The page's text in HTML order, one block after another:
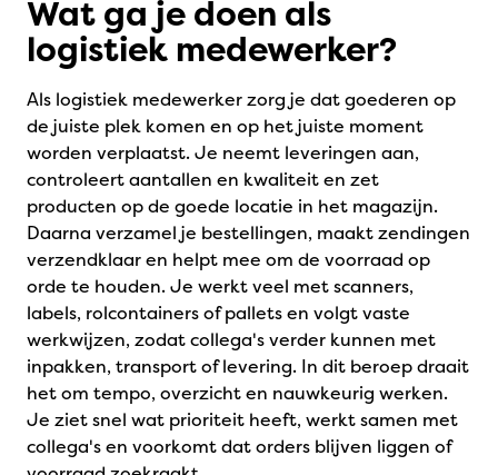
Wat ga je doen als
logistiek medewerker?
Als logistiek medewerker zorg je dat goederen op
de juiste plek komen en op het juiste moment
worden verplaatst. Je neemt leveringen aan,
controleert aantallen en kwaliteit en zet
producten op de goede locatie in het magazijn.
Daarna verzamel je bestellingen, maakt zendingen
verzendklaar en helpt mee om de voorraad op
orde te houden. Je werkt veel met scanners,
labels, rolcontainers of pallets en volgt vaste
werkwijzen, zodat collega's verder kunnen met
inpakken, transport of levering. In dit beroep draait
het om tempo, overzicht en nauwkeurig werken.
Je ziet snel wat prioriteit heeft, werkt samen met
collega's en voorkomt dat orders blijven liggen of